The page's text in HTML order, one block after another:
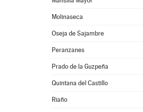
Molinaseca
Oseja de Sajambre
Peranzanes
Prado de la Guzpeña
Quintana del Castillo
Riaño